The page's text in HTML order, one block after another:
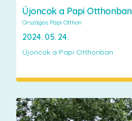
Újoncok a Papi Otthonban
Országos Papi Otthon
2024. 05. 24.
Újoncok a Papi Otthonban